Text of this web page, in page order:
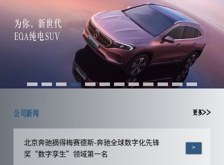
公司新闻 更多>>
北京奔驰摘得梅赛德斯-奔驰全球数字化先锋
奖“数字孪生”领域第一名
>